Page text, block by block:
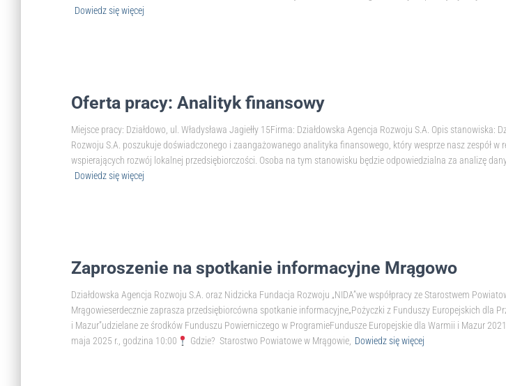
Dowiedz się więcej
Oferta pracy: Analityk finansowy
Miejsce pracy: Działdowo, ul. Władysława Jagiełły 15Firma: Działdowska Agencja Rozwoju S.A. Opis stanowiska:
Rozwoju S.A. poszukuje doświadczonego i zaangażowanego analityka finansowego, który wesprze nasz zespół w
wspierających rozwój lokalnej przedsiębiorczości. Osoba na tym stanowisku będzie odpowiedzialna za analizę
Dowiedz się więcej
Zaproszenie na spotkanie informacyjne Mrągowo
Działdowska Agencja Rozwoju S.A. oraz Nidzicka Fundacja Rozwoju „NIDA”we współpracy ze Starostwem
Mrągowieserdecznie zaprasza przedsiębiorcówna spotkanie informacyjne„Pożyczki z Funduszy Europejskich dla
i Mazur”udzielane ze środków Funduszu Powierniczego w ProgramieFundusze Europejskie dla Warmii i Mazur
maja 2025 r., godzina 10:00
Gdzie? Starostwo Powiatowe w Mrągowie, Dowiedz się więcej